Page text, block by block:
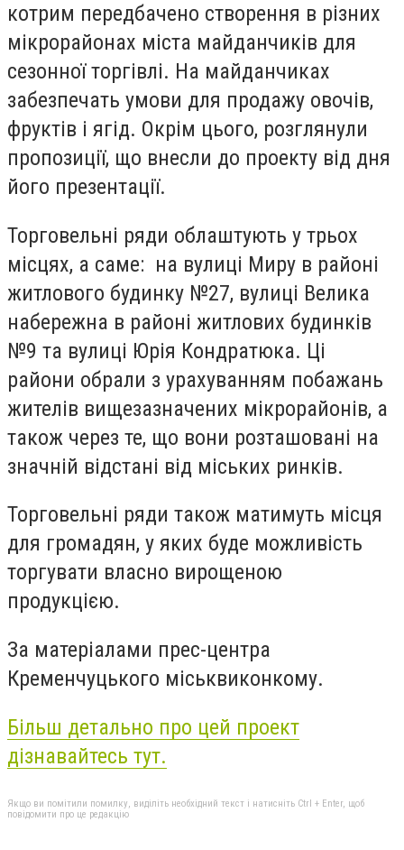
котрим передбачено створення в різних
мікрорайонах міста майданчиків для
сезонної торгівлі. На майданчиках
забезпечать умови для продажу овочів,
фруктів і ягід. Окрім цього, розглянули
пропозиції, що внесли до проекту від дня
його презентації.
Торговельні ряди облаштують у трьох
місцях, а саме: на вулиці Миру в районі
житлового будинку №27, вулиці Велика
набережна в районі житлових будинків
№9 та вулиці Юрія Кондратюка. Ці
райони обрали з урахуванням побажань
жителів вищезазначених мікрорайонів, а
також через те, що вони розташовані на
значній відстані від міських ринків.
Торговельні ряди також матимуть місця
для громадян, у яких буде можливість
торгувати власно вирощеною
продукцією.
За матеріалами прес-центра
Кременчуцького міськвиконкому.
Більш детально про цей проект
дізнавайтесь тут.
Якщо ви помітили помилку, виділіть необхідний текст і натисніть Ctrl + Enter, щоб
повідомити про це редакцію